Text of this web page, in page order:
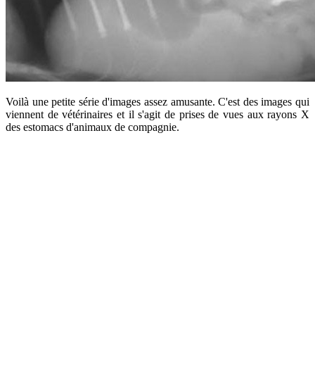
Voilà une petite série d'images assez amusante. C'est des images qui
viennent de vétérinaires et il s'agit de prises de vues aux rayons X
des estomacs d'animaux de compagnie.